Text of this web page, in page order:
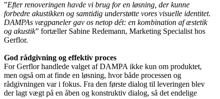
”Efter renoveringen havde vi brug for en løsning, der kunne
forbedre akustikken og samtidig understøtte vores visuelle identitet.
DAMPAs vægpaneler gav os netop dét: en kombination af æstetik
og akustik” fortæller Sabine Redemann, Marketing Specialist hos
Gerflor.
God rådgivning og effektiv proces
For Gerflor handlede valget af DAMPA ikke kun om produktet,
men også om at finde en løsning, hvor både processen og
rådgivningen var i fokus. Fra den første dialog til leveringen blev
der lagt vægt på en åben og konstruktiv dialog, så det endelige